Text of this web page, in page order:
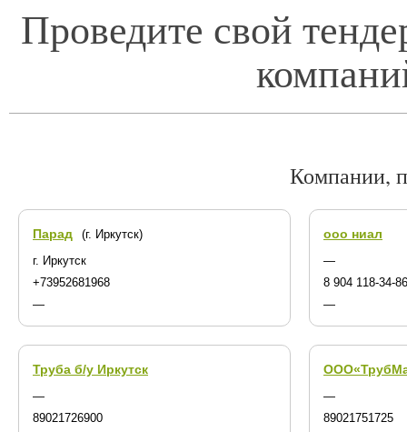
Проведите свой
Компании,
Парад
(г. Иркутск)
г. Иркутск
+73952681968
—
ооо ниал
—
8 904 118-34-86
—
Труба б/у Иркутск
—
89021726900
—
89021751725